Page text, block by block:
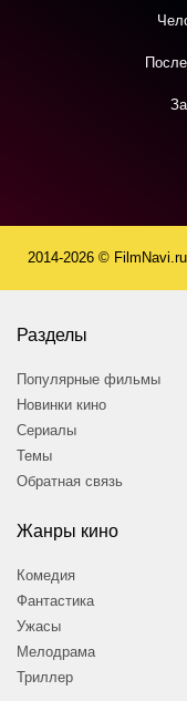
2014-2026 ©
Разделы
Популярные фильмы
Новинки кино
Сериалы
Темы
Обратная связь
Жанры кино
Комедия
Фантастика
Ужасы
Мелодрама
Триллер